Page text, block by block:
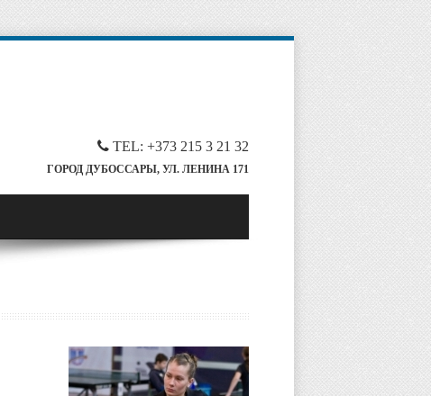
TEL: +373 215 3 21 32
ГОРОД ДУБОССАРЫ, УЛ. ЛЕНИНА 171